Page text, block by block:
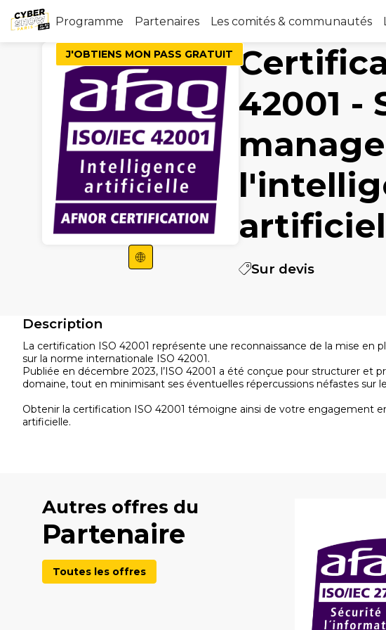
Programme Partenaires Les comités & communautés
J'OBTIENS MON PASS GRATUIT
42001 -
Sur devis
Description
La certification ISO 42001 représente une reconnaissance de la mise
sur la norme internationale ISO 42001.
Publiée en décembre 2023, l’ISO 42001 a été conçue pour structurer et
domaine, tout en minimisant ses éventuelles répercussions néfastes sur
Obtenir la certification ISO 42001 témoigne ainsi de votre engagement
artificielle.
Autres offres du
Partenaire
Toutes les offres